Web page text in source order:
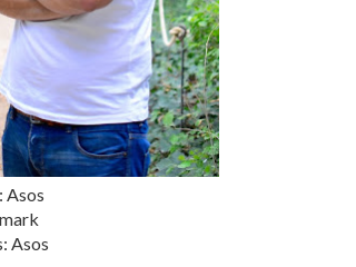
Asos
Asos